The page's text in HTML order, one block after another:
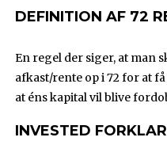
DEFINITION AF 72
En regel der siger, at man
afkast/rente op i 72 for at
at éns kapital vil blive
INVESTED